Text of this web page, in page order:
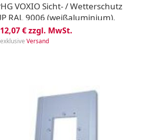
VOXIO Sicht- / Wetterschutz
RAL 9006 (weißaluminium),
€ zzgl. MwSt.
exklusive Versand